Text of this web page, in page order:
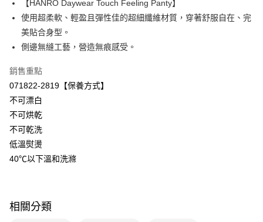
上海商業儲蓄銀行
台北富邦商業銀行
國泰世華商業銀行
兆豐國際商業銀行
臺灣中小企業銀行
匯豐（台灣）商業銀行
聯邦商業銀行
元大商業銀行
台新國際商業銀行
台灣樂天信用卡公司
Apple Pay
悠遊付
全盈+PAY
ATM付款
運送方式
付款後全家取貨$888免運-以PackAge+配客嘉循環箱包裝寄出
每筆NT$90，滿NT$888(含以上)免運費
付款後萊爾富取貨
每筆NT$90，滿NT$1,000(含以上)免運費
【HANRO Daywear Touch Feeling Panty】
使用超柔軟、輕盈且彈性佳的超細纖維材質，穿著舒服自在、完
美貼合身型。
側邊無縫工藝，營造無痕感受。
銷售重點
071822-2819【保養方式】
不可漂白
不可烘乾
不可乾洗
低溫熨燙
40℃以下溫和洗滌
相關分類